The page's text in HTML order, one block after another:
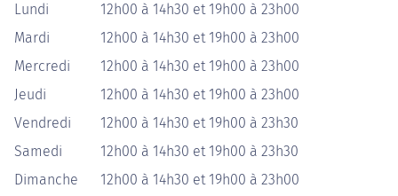
Lundi
12h00 à 14h30 et 19h00 à 23h00
Mardi
12h00 à 14h30 et 19h00 à 23h00
Mercredi
12h00 à 14h30 et 19h00 à 23h00
Jeudi
12h00 à 14h30 et 19h00 à 23h00
Vendredi
12h00 à 14h30 et 19h00 à 23h30
Samedi
12h00 à 14h30 et 19h00 à 23h30
Dimanche
12h00 à 14h30 et 19h00 à 23h00